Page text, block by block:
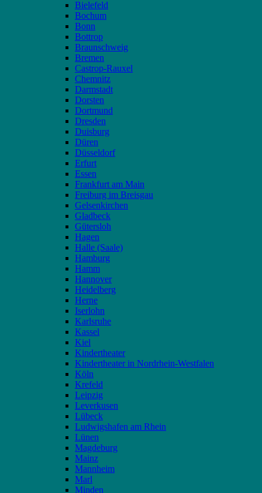
Bielefeld
Bochum
Bonn
Bottrop
Braunschweig
Bremen
Castrop-Rauxel
Chemnitz
Darmstadt
Dorsten
Dortmund
Dresden
Duisburg
Düren
Düsseldorf
Erfurt
Essen
Frankfurt am Main
Freiburg im Breisgau
Gelsenkirchen
Gladbeck
Gütersloh
Hagen
Halle (Saale)
Hamburg
Hamm
Hannover
Heidelberg
Herne
Iserlohn
Karlsruhe
Kassel
Kiel
Kindertheater
Kindertheater in Nordrhein-Westfalen
Köln
Krefeld
Leipzig
Leverkusen
Lübeck
Ludwigshafen am Rhein
Lünen
Magdeburg
Mainz
Mannheim
Marl
Minden